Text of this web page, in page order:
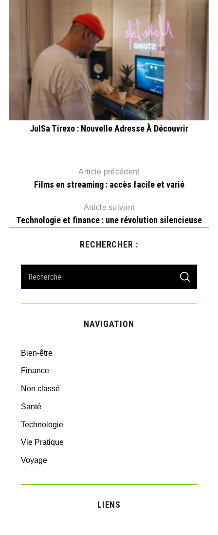
JulSa Tirexo : Nouvelle Adresse À Découvrir
Article précédent
Films en streaming : accès facile et varié
Article suivant
Technologie et finance : une révolution silencieuse
RECHERCHER :
a
r
o
:
S
A
C
NAVIGATION
Bien-être
Finance
Non classé
Santé
Technologie
Vie Pratique
Voyage
LIENS